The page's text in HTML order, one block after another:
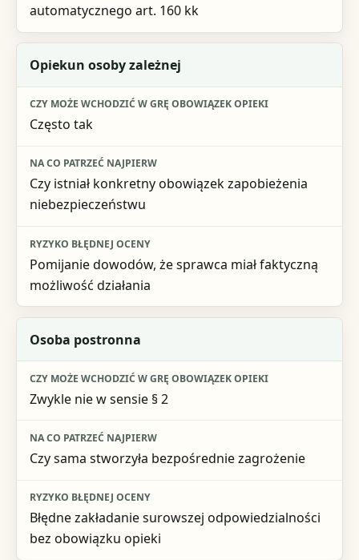
automatycznego art. 160 kk
Opiekun osoby zależnej
Często tak
Czy istniał konkretny obowiązek zapobieżenia
niebezpieczeństwu
Pomijanie dowodów, że sprawca miał faktyczną
możliwość działania
Osoba postronna
Zwykle nie w sensie § 2
Czy sama stworzyła bezpośrednie zagrożenie
Błędne zakładanie surowszej odpowiedzialności
bez obowiązku opieki